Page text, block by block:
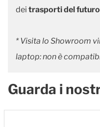
dei trasporti del futuro
* Visita lo Showroom
laptop: non è
Guarda i